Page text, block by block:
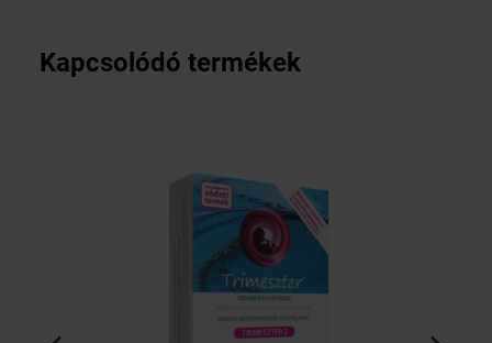
Kapcsolódó termékek